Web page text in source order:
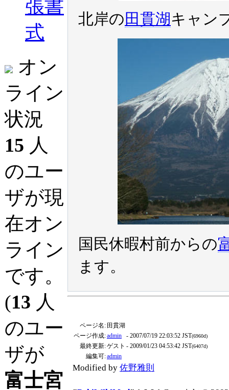
張書
式
オン
ライン
状況
15 人
のユー
ザが現
在オン
ライン
です。
(13 人
のユー
ザが
富士宮
北岸の田貫湖 キャン
国民休暇村前からの
ます。
ページ名: 田貫湖
ページ作成:admin - 2007/07/19 22:03:52 JST(6960d)
最終更新:ゲスト - 2009/01/23 04:53:42 JST(6407d)
編集可:admin
Modified by 佐野雅則